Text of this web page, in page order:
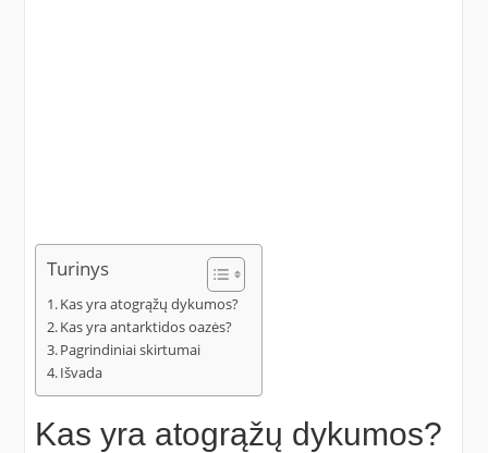
Turinys
Kas yra atogrąžų dykumos?
Kas yra antarktidos oazės?
Pagrindiniai skirtumai
Išvada
Kas yra atogrąžų dykumos?